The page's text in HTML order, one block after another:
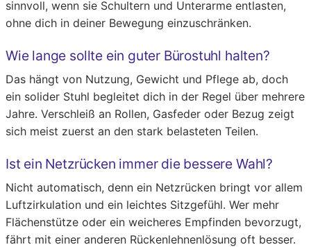
sinnvoll, wenn sie Schultern und Unterarme entlasten,
ohne dich in deiner Bewegung einzuschränken.
Wie lange sollte ein guter Bürostuhl halten?
Das hängt von Nutzung, Gewicht und Pflege ab, doch
ein solider Stuhl begleitet dich in der Regel über mehrere
Jahre. Verschleiß an Rollen, Gasfeder oder Bezug zeigt
sich meist zuerst an den stark belasteten Teilen.
Ist ein Netzrücken immer die bessere Wahl?
Nicht automatisch, denn ein Netzrücken bringt vor allem
Luftzirkulation und ein leichtes Sitzgefühl. Wer mehr
Flächenstütze oder ein weicheres Empfinden bevorzugt,
fährt mit einer anderen Rückenlehnenlösung oft besser.